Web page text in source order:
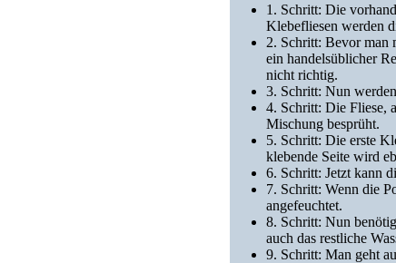
1. Schritt: Die
Klebefliesen werden
2. Schritt: Bevor man
ein handelsüblicher
nicht richtig.
3. Schritt: Nun
4. Schritt: Die Fliese,
Mischung besprüht.
5. Schritt: Die erste
klebende Seite wird
6. Schritt: Jetzt kann
7. Schritt: Wenn die
angefeuchtet.
8. Schritt: Nun
auch das restliche
9. Schritt: Man geht